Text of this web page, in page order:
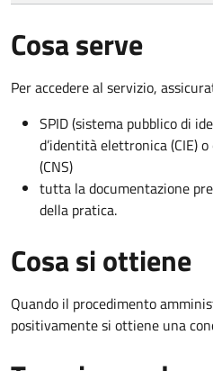
Cosa serve
Per accedere al servizio,
SPID (sistema pubblico di
d’identità elettronica (CIE)
(CNS)
tutta la documentazione
della pratica.
Cosa si ottiene
Quando il procedimento
positivamente si ottiene una